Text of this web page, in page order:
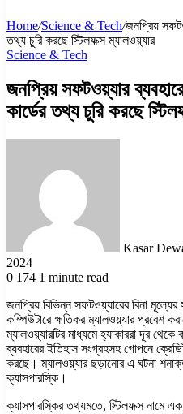
Home/Science & Tech/জনপ্রিয়
তথ্য চুরি করছে স্টিলফক্স ম্যালওয়্যার
Science & Tech
জনপ্রিয় সফটওয়্যার
কার্ডের তথ্য চুরি করছে
Kasar
2024
0 174 1 minute read
জনপ্রিয় বিভিন্ন সফটওয়্যারের বিনা
কম্পিউটারে ক্ষতিকর ম্যালওয়্যার প্রবেশ
ম্যালওয়্যারটির মাধ্যমে হ্যাকাররা দূর থেকে
ব্যবহারের ইতিহাস সংগ্রহসহ গোপনে
করছে। ম্যালওয়্যার ছড়ানোর এ ঘটনা
ক্যাসপারস্কি।
ক্যাসপারস্কির তথ্যমতে, স্টিলফক্স নামে